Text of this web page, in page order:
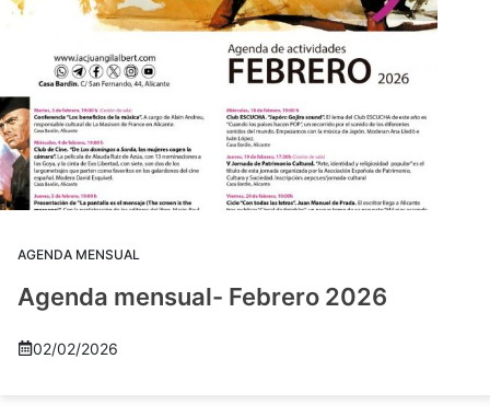
AGENDA MENSUAL
Agenda mensual- Febrero 2026
02/02/2026